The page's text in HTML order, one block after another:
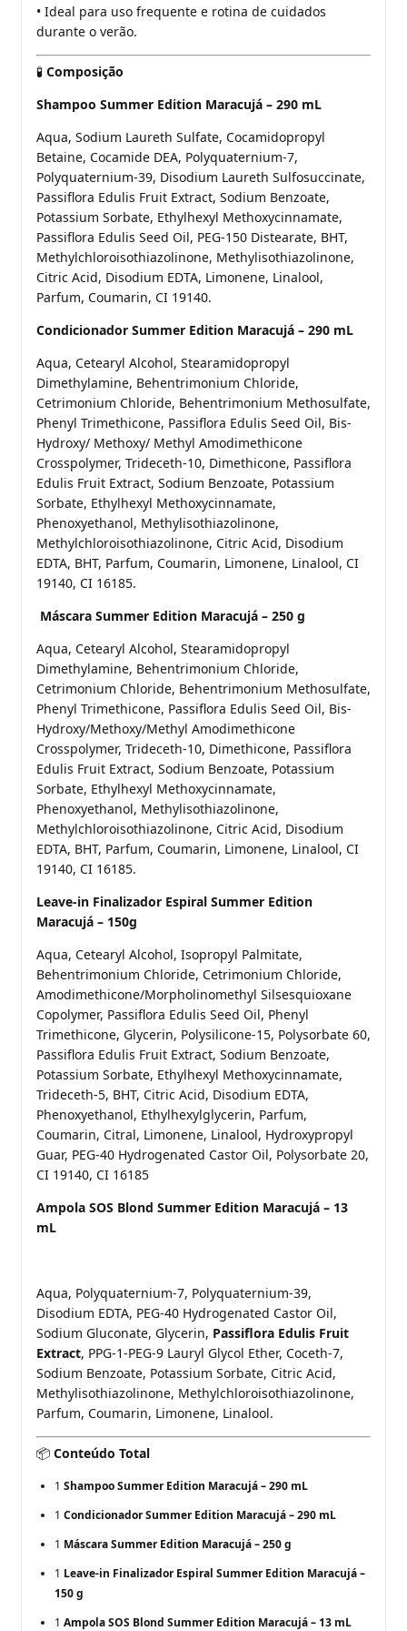
• Ideal para uso frequente e rotina de cuidados
durante o verão.
🧪 Composição
Shampoo Summer Edition Maracujá – 290 mL
Aqua, Sodium Laureth Sulfate, Cocamidopropyl
Betaine, Cocamide DEA, Polyquaternium-7,
Polyquaternium-39, Disodium Laureth Sulfosuccinate,
Passiflora Edulis Fruit Extract, Sodium Benzoate,
Potassium Sorbate, Ethylhexyl Methoxycinnamate,
Passiflora Edulis Seed Oil, PEG-150 Distearate, BHT,
Methylchloroisothiazolinone, Methylisothiazolinone,
Citric Acid, Disodium EDTA, Limonene, Linalool,
Parfum, Coumarin, CI 19140.
Condicionador Summer Edition Maracujá – 290 mL
Aqua, Cetearyl Alcohol, Stearamidopropyl
Dimethylamine, Behentrimonium Chloride,
Cetrimonium Chloride, Behentrimonium Methosulfate,
Phenyl Trimethicone, Passiflora Edulis Seed Oil, Bis-
Hydroxy/ Methoxy/ Methyl Amodimethicone
Crosspolymer, Trideceth-10, Dimethicone, Passiflora
Edulis Fruit Extract, Sodium Benzoate, Potassium
Sorbate, Ethylhexyl Methoxycinnamate,
Phenoxyethanol, Methylisothiazolinone,
Methylchloroisothiazolinone, Citric Acid, Disodium
EDTA, BHT, Parfum, Coumarin, Limonene, Linalool, CI
19140, CI 16185.
Máscara Summer Edition Maracujá – 250 g
Aqua, Cetearyl Alcohol, Stearamidopropyl
Dimethylamine, Behentrimonium Chloride,
Cetrimonium Chloride, Behentrimonium Methosulfate,
Phenyl Trimethicone, Passiflora Edulis Seed Oil, Bis-
Hydroxy/Methoxy/Methyl Amodimethicone
Crosspolymer, Trideceth-10, Dimethicone, Passiflora
Edulis Fruit Extract, Sodium Benzoate, Potassium
Sorbate, Ethylhexyl Methoxycinnamate,
Phenoxyethanol, Methylisothiazolinone,
Methylchloroisothiazolinone, Citric Acid, Disodium
EDTA, BHT, Parfum, Coumarin, Limonene, Linalool, CI
19140, CI 16185.
Leave-in Finalizador Espiral Summer Edition
Maracujá – 150g
Aqua, Cetearyl Alcohol, Isopropyl Palmitate,
Behentrimonium Chloride, Cetrimonium Chloride,
Amodimethicone/Morpholinomethyl Silsesquioxane
Copolymer, Passiflora Edulis Seed Oil, Phenyl
Trimethicone, Glycerin, Polysilicone-15, Polysorbate 60,
Passiflora Edulis Fruit Extract, Sodium Benzoate,
Potassium Sorbate, Ethylhexyl Methoxycinnamate,
Trideceth-5, BHT, Citric Acid, Disodium EDTA,
Phenoxyethanol, Ethylhexylglycerin, Parfum,
Coumarin, Citral, Limonene, Linalool, Hydroxypropyl
Guar, PEG-40 Hydrogenated Castor Oil, Polysorbate 20,
CI 19140, CI 16185
Ampola SOS Blond Summer Edition Maracujá – 13
mL
Aqua, Polyquaternium-7, Polyquaternium-39,
Disodium EDTA, PEG-40 Hydrogenated Castor Oil,
Sodium Gluconate, Glycerin, Passiflora Edulis Fruit
Extract, PPG-1-PEG-9 Lauryl Glycol Ether, Coceth-7,
Sodium Benzoate, Potassium Sorbate, Citric Acid,
Methylisothiazolinone, Methylchloroisothiazolinone,
Parfum, Coumarin, Limonene, Linalool.
📦 Conteúdo Total
1 Shampoo Summer Edition Maracujá – 290 mL
1 Condicionador Summer Edition Maracujá – 290 mL
1 Máscara Summer Edition Maracujá – 250 g
1 Leave-in Finalizador Espiral Summer Edition Maracujá –
150 g
1 Ampola SOS Blond Summer Edition Maracujá – 13 mL